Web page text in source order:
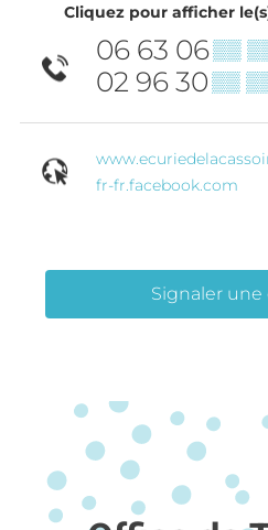
Cliquez pour afficher
06 63 06▒▒
02 96 30▒▒
fr-fr.facebook.com
Signaler une